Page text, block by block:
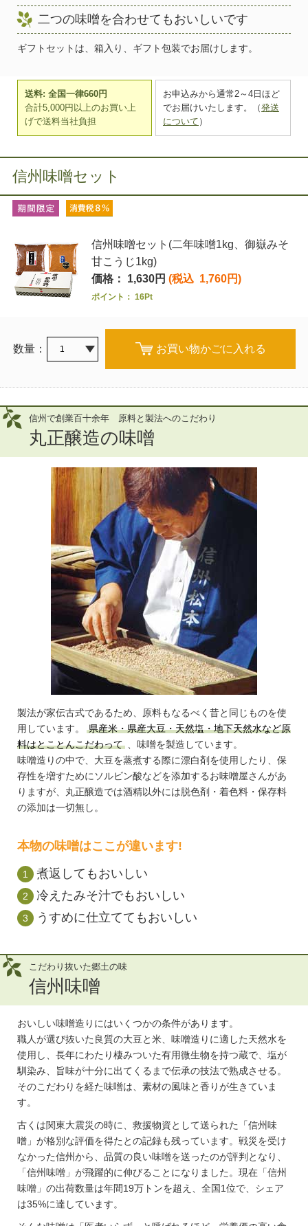
二つの味噌を合わせてもおいしいです
ギフトセットは、箱入り、ギフト包装でお届けします。
送料: 全国一律660円
合計5,000円以上のお買い上
げで送料当社負担
お申込みから通常2～4日ほど
でお届けいたします。（発送
について ）
信州味噌セット
信州味噌セット(二年味噌1kg、御嶽みそ
甘こうじ1kg)
価格： 1,630円 (税込 1,760円)
ポイント： 16Pt
数量： お買い物かごに入れる
信州で創業百十余年 原料と製法へのこだわり
丸正醸造の味噌
製法が家伝古式であるため、原料もなるべく昔と同じものを使
用しています。
県産米・県産大豆・天然塩・地下天然水など原
料はとことんこだわって 、味噌を製造しています。
味噌造りの中で、大豆を蒸煮する際に漂白剤を使用したり、保
存性を増すためにソルビン酸などを添加するお味噌屋さんがあ
りますが、丸正醸造では酒精以外には脱色剤・着色料・保存料
の添加は一切無し。
本物の味噌はここが違います!
煮返してもおいしい
冷えたみそ汁でもおいしい
うすめに仕立ててもおいしい
こだわり抜いた郷土の味
信州味噌
おいしい味噌造りにはいくつかの条件があります。
職人が選び抜いた良質の大豆と米、味噌造りに適した天然水を
使用し、長年にわたり棲みついた有用微生物を持つ蔵で、塩が
馴染み、旨味が十分に出てくるまで伝承の技法で熟成させる。
そのこだわりを経た味噌は、素材の風味と香りが生きていま
す。
古くは関東大震災の時に、救援物資として送られた「信州味
噌」が格別な評価を得たとの記録も残っています。戦災を受け
なかった信州から、品質の良い味噌を送ったのが評判となり、
「信州味噌」が飛躍的に伸びることになりました。現在「信州
味噌」の出荷数量は年間19万トンを超え、全国1位で、シェア
は35%に達しています。